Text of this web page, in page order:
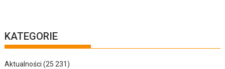
KATEGORIE
Aktualności (25 231)